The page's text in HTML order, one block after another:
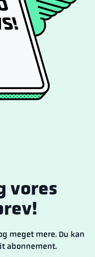
vores
meget mere. Du kan
abonnement.